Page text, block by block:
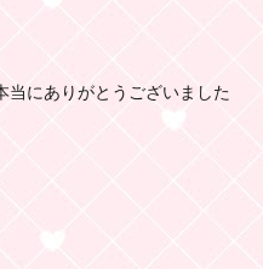
当にありがとうございました